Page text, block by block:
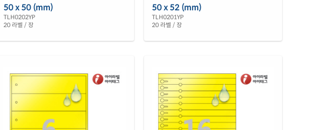
50 x 50 (mm)
TLH0202YP
20 라벨 / 장
50 x 52 (mm)
TLH0201YP
20 라벨 / 장